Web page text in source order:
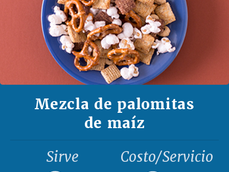
Mezcla de palomitas
de maíz
Sirve
Costo/Servicio